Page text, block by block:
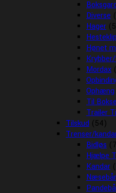
Diverse
Hager
Hønet
Mordax
Ophæng
Til
Trailer
Tilskud (54)
Trenser/
Bidløs
Hjælpe
Kandar